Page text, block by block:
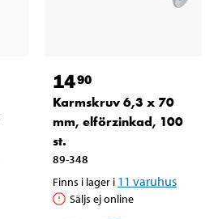
1490
Karmskruv 6,3 x 70
mm, elförzinkad, 100
st.
89-348
Finns i lager i 11 varuhus
Säljs ej online